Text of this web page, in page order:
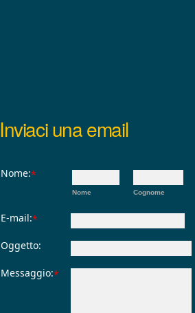
Inviaci una email
Nome:*
Nome Cognome
E-mail:*
Oggetto:
Messaggio:*